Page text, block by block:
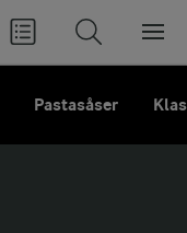
Pastasåser